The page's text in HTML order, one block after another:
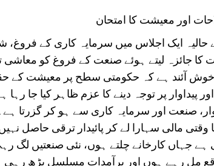
اور معیشت کا امتحان
ایک اجلاس میں سرمایہ کاری کے فروغ،
کا جائزہ لیتے ہوئے صنعت کے فروغ کو معاشی
خوش آئند ہے کہ حکومتی سطح پر معیشت کے
پیداوار پر توجہ دینے کا عزم ظاہر کیا جا
صنعت اور سرمایہ کاری سے ہو کر گزرتا
مالی سہارا لے کر پائیدار ترقی حاصل
جہاں کارخانے چلتے ہوں، نئی صنعتیں لگ
مل رہے ہوں اور برآمدات مسلسل بڑھ